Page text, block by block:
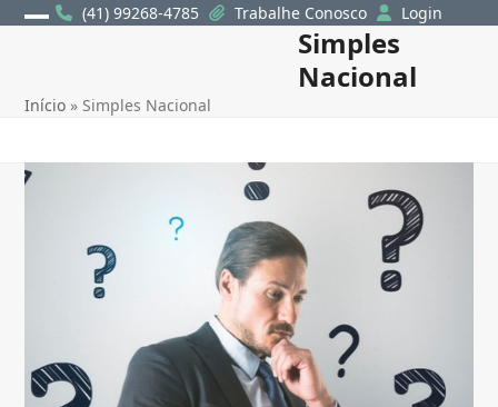
Skip
(41) 99268-4785 Trabalhe Conosco Login
menu
menu
Simples
Nacional
Início » Simples Nacional